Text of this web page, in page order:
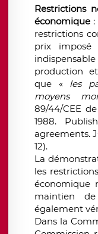
Restrictions
économique
restrictions
prix imposé
production
que « les
moyens
89/44/CEE
1988.
agreements.
12).
La
les
économique
maintien
également
Dans la